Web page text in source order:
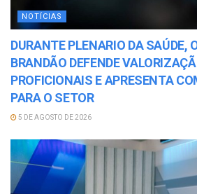
NOTÍCIAS
DURANTE PLENARIO DA SAÚDE,
BRANDÃO DEFENDE
PROFICIONAIS E APRESENTA
PARA O SETOR
5 DE AGOSTO DE 2026